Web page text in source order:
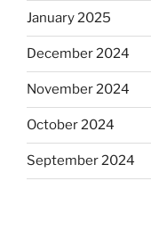
January 2025
December 2024
November 2024
October 2024
September 2024